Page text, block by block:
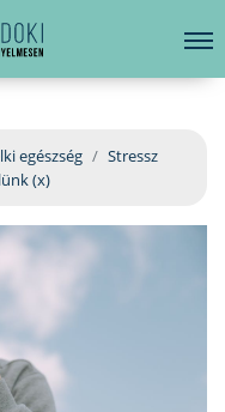
egészség
Stressz
(x)